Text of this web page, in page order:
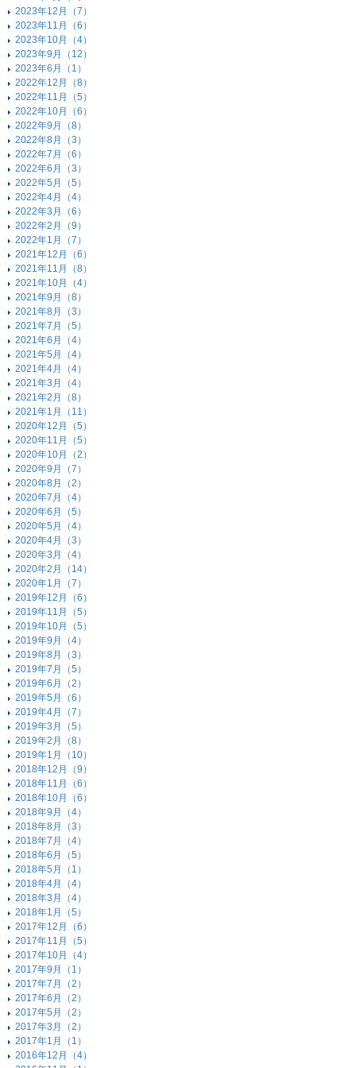
2023年12月（7）
2023年11月（6）
2023年10月（4）
2023年9月（12）
2023年6月（1）
2022年12月（8）
2022年11月（5）
2022年10月（6）
2022年9月（8）
2022年8月（3）
2022年7月（6）
2022年6月（3）
2022年5月（5）
2022年4月（4）
2022年3月（6）
2022年2月（9）
2022年1月（7）
2021年12月（6）
2021年11月（8）
2021年10月（4）
2021年9月（8）
2021年8月（3）
2021年7月（5）
2021年6月（4）
2021年5月（4）
2021年4月（4）
2021年3月（4）
2021年2月（8）
2021年1月（11）
2020年12月（5）
2020年11月（5）
2020年10月（2）
2020年9月（7）
2020年8月（2）
2020年7月（4）
2020年6月（5）
2020年5月（4）
2020年4月（3）
2020年3月（4）
2020年2月（14）
2020年1月（7）
2019年12月（6）
2019年11月（5）
2019年10月（5）
2019年9月（4）
2019年8月（3）
2019年7月（5）
2019年6月（2）
2019年5月（6）
2019年4月（7）
2019年3月（5）
2019年2月（8）
2019年1月（10）
2018年12月（9）
2018年11月（6）
2018年10月（6）
2018年9月（4）
2018年8月（3）
2018年7月（4）
2018年6月（5）
2018年5月（1）
2018年4月（4）
2018年3月（4）
2018年1月（5）
2017年12月（6）
2017年11月（5）
2017年10月（4）
2017年9月（1）
2017年7月（2）
2017年6月（2）
2017年5月（2）
2017年3月（2）
2017年1月（1）
2016年12月（4）